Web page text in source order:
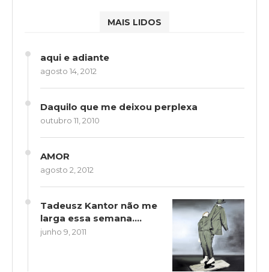
MAIS LIDOS
aqui e adiante
agosto 14, 2012
Daquilo que me deixou perplexa
outubro 11, 2010
AMOR
agosto 2, 2012
Tadeusz Kantor não me
larga essa semana….
junho 9, 2011